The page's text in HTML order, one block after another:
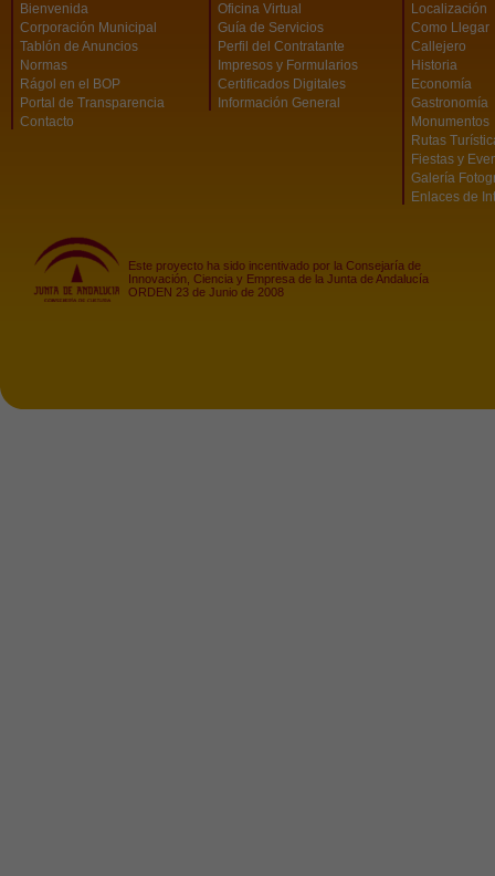
Bienvenida
Corporación Municipal
Tablón de Anuncios
Normas
Rágol en el BOP
Portal de Transparencia
Contacto
Oficina Virtual
Guía de Servicios
Perfil del Contratante
Impresos y Formularios
Certificados Digitales
Información General
Localización
Como Llegar
Callejero
Historia
Economía
Gastronomía
Monumentos
Rutas
Fiestas y
Galería
Enlaces de
Este proyecto ha sido incentivado por la Consejaría de
Innovación, Ciencia y Empresa de la Junta de Andalucía
ORDEN 23 de Junio de 2008